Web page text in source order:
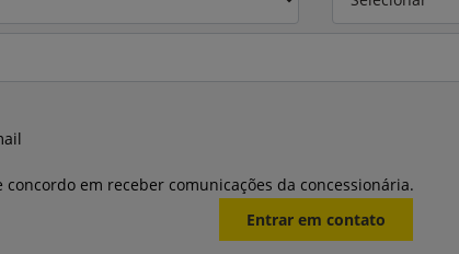
concordo em receber comunicações da concessionária.
Entrar em contato